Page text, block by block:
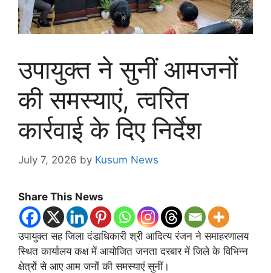
उपायुक्त ने सुनीं आमजनों
की समस्याएं, त्वरित
कार्रवाई के दिए निर्देश
July 7, 2026 by Kusum News
Share This News
उपायुक्त सह जिला दंडाधिकारी श्री आदित्य रंजन ने समाहरणालय
स्थित कार्यालय कक्ष में आयोजित जनता दरबार में जिले के विभिन्न
क्षेत्रों से आए आम जनों की समस्याएं सुनीं।